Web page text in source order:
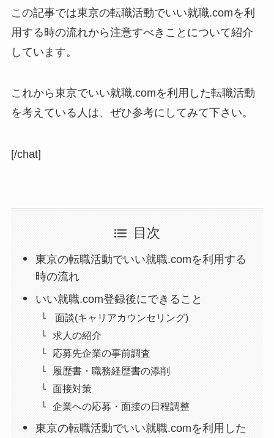
この記事では東京の転職活動でいい就職.comを利
用する時の流れから注意すべきことについて紹介
しています。
これから東京でいい就職.comを利用した転職活動
を考えている人は、ぜひ参考にしてみて下さい。
[/chat]
目次
東京の転職活動でいい就職.comを利用する
時の流れ
いい就職.com登録後にできること
面談(キャリアカウンセリング)
求人の紹介
応募先企業の事前調査
履歴書・職務経歴書の添削
面接対策
企業への応募・面接の日程調整
東京の転職活動でいい就職.comを利用した